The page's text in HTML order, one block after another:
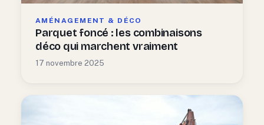
AMÉNAGEMENT & DÉCO
Parquet foncé : les combinaisons
déco qui marchent vraiment
17 novembre 2025